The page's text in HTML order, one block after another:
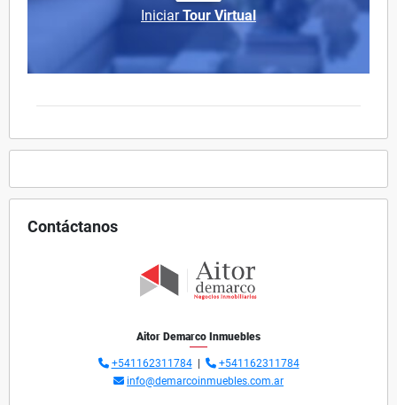
IniciarTour Virtual
Contáctanos
Aitor Demarco Inmuebles
+541162311784|
+541162311784
info@demarcoinmuebles.com.ar